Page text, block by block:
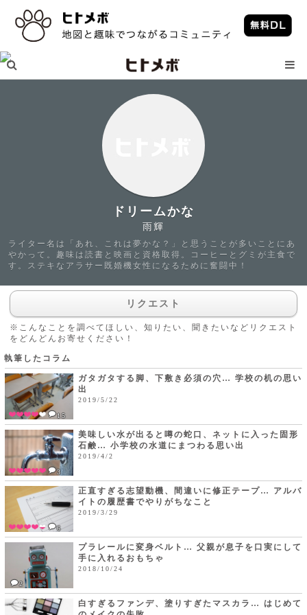
ドリームかな
雨輝
ライター名は「あれ、これは夢かな？」と思うことが多いことにあ
やかって。趣味は読書と映画と資格取得。コーヒーとグミが主食で
す。ステキなアラサー既婚機女性になるために奮闘中！
リクエスト
※こんなことを調べてほしい、知りたい、聞きたいなどリクエスト
をどんどんお寄せください！
執筆したコラム
15
ガタガタする脚、下敷き必須の穴… 学校の机の思い
出
2019/5/22
3
美味しい水が出ると噂の蛇口、ネットに入った固形
石鹸… 小学校の水道にまつわる思い出
2019/4/2
6
正直すぎる志望動機、間違いに修正テープ… アルバ
イトの履歴書でやりがちなこと
2019/3/29
2
プラレールに変身ベルト… 父親が息子を口実にして
手に入れるおもちゃ
2018/10/24
白すぎるファンデ、塗りすぎたマスカラ… はじめて